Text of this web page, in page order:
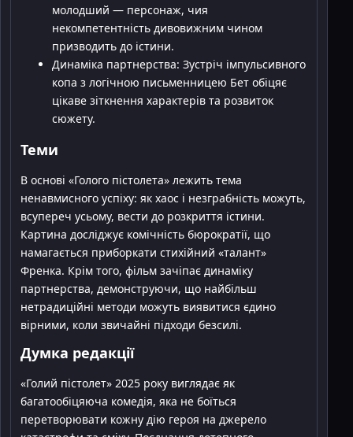
молодший — персонаж, чия
некомпетентність дивовижним чином
призводить до істини.
Динаміка партнерства: Зустріч імпульсивного
копа з логічною письменницею Бет обіцяє
цікаве зіткнення характерів та розвиток
сюжету.
Теми
В основі «Голого пістолета» лежить тема
ненавмисного успіху: як хаос і незграбність можуть,
всупереч усьому, вести до розкриття істини.
Картина досліджує комічність бюрократії, що
намагається приборкати стихійний «талант»
Френка. Крім того, фільм зачіпає динаміку
партнерства, демонструючи, що найбільш
нетрадиційні методи можуть виявитися єдино
вірними, коли звичайні підходи безсилі.
Думка редакції
«Голий пістолет» 2025 року виглядає як
багатообіцяюча комедія, яка не боїться
перетворювати кожну дію героя на джерело